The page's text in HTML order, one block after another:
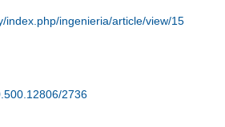
index.php/ingenieria/article/view/15
2736